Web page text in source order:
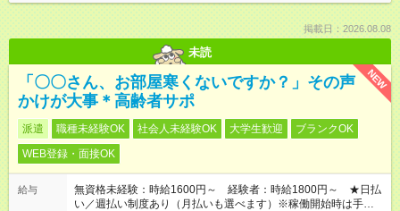
掲載日：2026.08.08
未読
NEW
「〇〇さん、お部屋寒くないですか？」その声
かけが大事＊高齢者サポ
派遣 職種未経験OK 社会人未経験OK 大学生歓迎
ブランクOK
WEB登録・面接OK
給与
無資格未経験：時給1600円～ 経験者：時給1800円～ ★日払
い／週払い制度あり（月払いも選べます）※稼働開始時は手続き